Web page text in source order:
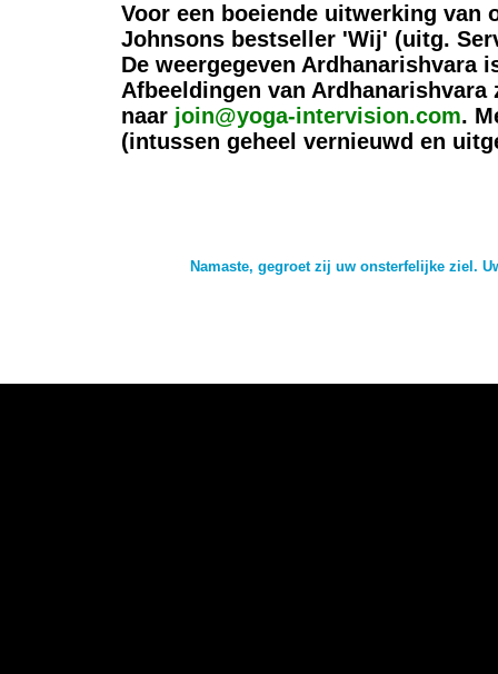
Voor een boeiende uitwerking van
Johnsons bestseller 'Wij' (uitg.
De weergegeven
Afbeeldingen van
naar join@yoga-intervision.com.
(intussen geheel vernieuwd en
Namaste, gegroet zij uw onsterfelijke ziel.